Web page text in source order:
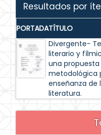
Resultados por
PORTADATÍTULO
Divergente-
literario y
una propuesta
metodológica
enseñanza de
literatura.